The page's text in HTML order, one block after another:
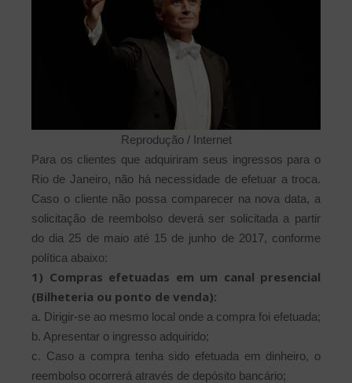
Reprodução / Internet
Para os clientes que adquiriram seus ingressos para o
Rio de Janeiro, não há necessidade de efetuar a troca.
Caso o cliente não possa comparecer na nova data, a
solicitação de reembolso deverá ser solicitada a partir
do dia 25 de maio até 15 de junho de 2017, conforme
política abaixo:
1) Compras efetuadas em um canal presencial
(Bilheteria ou ponto de venda):
a. Dirigir-se ao mesmo local onde a compra foi efetuada;
b. Apresentar o ingresso adquirido;
c. Caso a compra tenha sido efetuada em dinheiro, o
reembolso ocorrerá através de depósito bancário;